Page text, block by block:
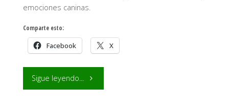
emociones caninas.
Comparte esto:
Facebook X
Sigue leyendo... "Sentimientos